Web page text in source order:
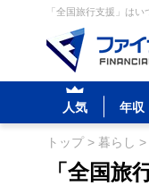
「全国旅行支援」は
人気 年収
トップ> 暮らし >
「全国旅